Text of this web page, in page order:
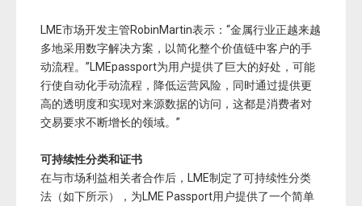
LME市场开发主管RobinMartin表示：“金属行业正越来越
多地采用数字解决方案，以简化整个价值链中客户的手
动流程。”LMEpassport为用户提供了巨大的好处，可能
行使自动化手动流程，降低运营风险，同时通过提供更
高的透明度和实现对来源数据的访问，这都是消费者对
交易要求不断增长的领域。”
可持续性分类和证书
在与市场利益相关者合作后，LME制定了可持续性分类
法（如下所示），为LME Passport用户提供了一个简单